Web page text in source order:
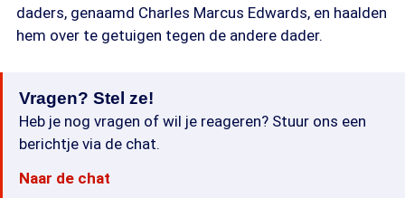
daders, genaamd Charles Marcus Edwards, en haalden
hem over te getuigen tegen de andere dader.
Vragen? Stel ze!
Heb je nog vragen of wil je reageren? Stuur ons een
berichtje via de chat.
Naar de chat